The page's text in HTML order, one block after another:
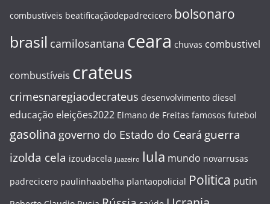
combustíveis beatificaçãodepadrecicero bolsonaro
brasil camilosantana ceara chuvas combustivel
combustíveis crateus
crimesnaregiaodecrateus desenvolvimento diesel
educação eleições2022 Elmano de Freitas famosos futebol
gasolina governo do Estado do Ceará guerra
izolda cela izoudacela Juazeiro lula mundo novarrusas
padrecicero paulinhaabelha plantaopolicial Politica putin